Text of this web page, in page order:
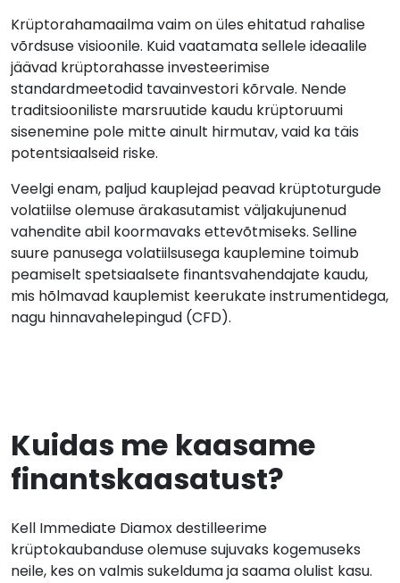
Krüptorahamaailma vaim on üles ehitatud rahalise
võrdsuse visioonile. Kuid vaatamata sellele ideaalile
jäävad krüptorahasse investeerimise
standardmeetodid tavainvestori kõrvale. Nende
traditsiooniliste marsruutide kaudu krüptoruumi
sisenemine pole mitte ainult hirmutav, vaid ka täis
potentsiaalseid riske.
Veelgi enam, paljud kauplejad peavad krüptoturgude
volatiilse olemuse ärakasutamist väljakujunenud
vahendite abil koormavaks ettevõtmiseks. Selline
suure panusega volatiilsusega kauplemine toimub
peamiselt spetsiaalsete finantsvahendajate kaudu,
mis hõlmavad kauplemist keerukate instrumentidega,
nagu hinnavahelepingud (CFD).
Kuidas me kaasame
finantskaasatust?
Kell Immediate Diamox destilleerime
krüptokaubanduse olemuse sujuvaks kogemuseks
neile, kes on valmis sukelduma ja saama olulist kasu.